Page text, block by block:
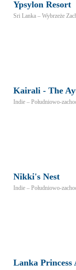
Ypsylon Resort
Sri Lanka – Wybrzeże
Kairali - The
Indie – Południowo-
Nikki's Nest
Indie – Południowo-
Lanka Princess